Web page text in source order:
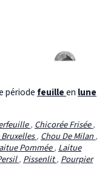
période feuilleen lune
,Chicorée Frisée,
Bruxelles,Chou De Milan,
Pommée,Laitue
,Pissenlit,Pourpier